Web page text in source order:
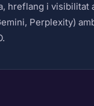
hreflang i visibilitat
Perplexity)